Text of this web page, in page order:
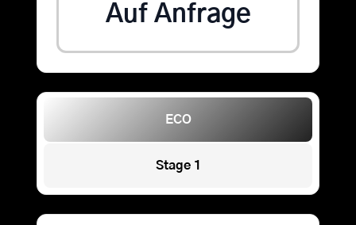
Auf Anfrage
ECO
Stage 1